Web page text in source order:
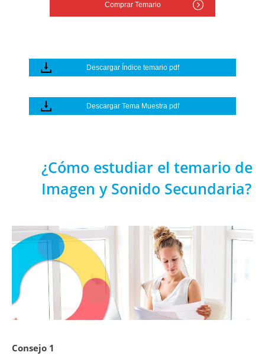
Comprar Temario
Descargar Índice temario pdf
Descargar Tema Muestra pdf
¿Cómo estudiar el temario de
Imagen y Sonido Secundaria?
Consejo 1